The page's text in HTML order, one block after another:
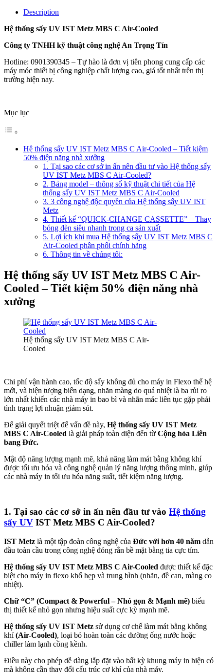
Description
Hệ thống sấy UV IST Metz MBS C Air-Cooled
Công ty TNHH kỹ thuật công nghệ An Trọng Tín
Hotline: 0901390345 – Tự hào là đơn vị tiên phong cung cấp các
máy móc thiết bị công nghiệp chất lượng cao, giá tốt nhất trên thị
trường hiện nay.
Mục lục
Hệ thống sấy UV IST Metz MBS C Air-Cooled – Tiết kiệm
50% điện năng nhà xưởng
1. Tại sao các cơ sở in ấn nên đầu tư vào Hệ thống sấy
UV IST Metz MBS C Air-Cooled?
2. Bảng model – thông số kỹ thuật chi tiết của Hệ
thống sấy UV IST Metz MBS C Air-Cooled
3. 3 công nghệ độc quyền của Hệ thống sấy UV IST
Metz
4. Thiết kế “QUICK-CHANGE CASSETTE” – Thay
bóng đèn siêu nhanh trong ca sản xuất
5. Lợi ích khi mua Hệ thống sấy UV IST Metz MBS C
Air-Cooled phân phối chính hãng
6. Thông tin về chúng tôi:
Hệ thống sấy UV IST Metz MBS C Air-
Cooled – Tiết kiệm 50% điện năng nhà
xưởng
Hệ thống sấy UV IST Metz MBS C Air-
Cooled
Chi phí vận hành cao, tốc độ sấy không đủ cho máy in Flexo thế hệ
mới, và hiện tượng biến dạng, nhăn màng do quá nhiệt là ba rủi ro
lớn nhất khiến các nhà máy in bao bì và nhãn mác liên tục gặp phải
tình trạng lợi nhuận giảm sút.
Để giải quyết triệt để vấn đề này, Hệ thống sấy UV IST Metz
MBS C Air-Cooled là giải pháp toàn diện đến từ Cộng hòa Liên
bang Đức.
Mật độ năng lượng mạnh mẽ, khả năng làm mát bằng không khí
được tối ưu hóa và công nghệ quản lý năng lượng thông minh, giúp
các nhà máy in tối ưu hóa năng suất, tiết kiệm năng lượng.
1. Tại sao các cơ sở in ấn nên đầu tư vào Hệ thống
sấy UV IST Metz MBS C Air-Cooled?
IST Metz là một tập đoàn công nghệ của Đức với hơn 40 năm dẫn
đầu toàn cầu trong công nghệ đóng rắn bề mặt bằng tia cực tím.
Hệ thống sấy UV IST Metz MBS C Air-Cooled được thiết kế đặc
biệt cho máy in flexo khổ hẹp và trung bình (nhãn, đề can, màng co
nhiệt).
Chữ “C” (Compact & Powerful – Nhỏ gọn & Mạnh mẽ) biểu
thị thiết kế nhỏ gọn nhưng hiệu suất cực kỳ mạnh mẽ.
Hệ thống sấy UV IST Metz sử dụng cơ chế làm mát bằng không
khí(Air-Cooled), loại bỏ hoàn toàn các đường ống nước hoặc
chiller làm lạnh cồng kềnh.
Điều này cho phép dễ dàng lắp đặt vào bất kỳ khung máy in hiện có
mà không cần thay đổi cấu trúc cơ khí của nhà máy.